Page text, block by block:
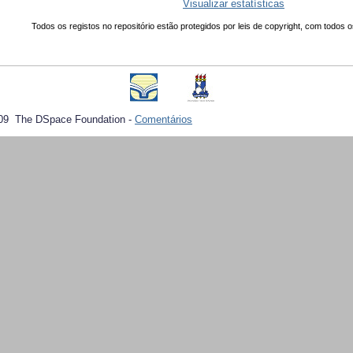
Visualizar estatísticas
Todos os registos no repositório estão protegidos por leis de copyright, com todos
The DSpace Foundation - Comentários